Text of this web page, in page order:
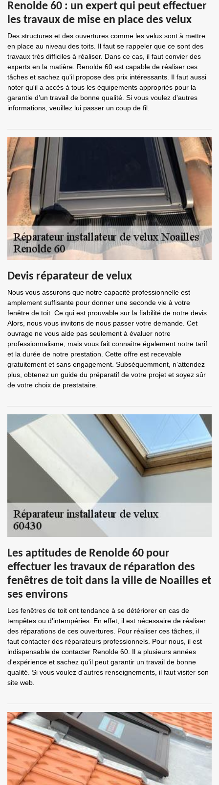
Renolde 60 : un expert qui peut effectuer
les travaux de mise en place des velux
Des structures et des ouvertures comme les velux sont à mettre
en place au niveau des toits. Il faut se rappeler que ce sont des
travaux très difficiles à réaliser. Dans ce cas, il faut convier des
experts en la matière. Renolde 60 est capable de réaliser ces
tâches et sachez qu'il propose des prix intéressants. Il faut aussi
noter qu'il a accès à tous les équipements appropriés pour la
garantie d'un travail de bonne qualité. Si vous voulez d'autres
informations, veuillez lui passer un coup de fil.
Devis réparateur de velux
Nous vous assurons que notre capacité professionnelle est
amplement suffisante pour donner une seconde vie à votre
fenêtre de toit. Ce qui est prouvable sur la fiabilité de notre devis.
Alors, nous vous invitons de nous passer votre demande. Cet
ouvrage ne vous aide pas seulement à évaluer notre
professionnalisme, mais vous fait connaitre également notre tarif
et la durée de notre prestation. Cette offre est recevable
gratuitement et sans engagement. Subséquemment, n’attendez
plus, obtenez un guide du préparatif de votre projet et soyez sûr
de votre choix de prestataire.
Les aptitudes de Renolde 60 pour
effectuer les travaux de réparation des
fenêtres de toit dans la ville de Noailles et
ses environs
Les fenêtres de toit ont tendance à se détériorer en cas de
tempêtes ou d'intempéries. En effet, il est nécessaire de réaliser
des réparations de ces ouvertures. Pour réaliser ces tâches, il
faut contacter des réparateurs professionnels. Pour nous, il est
indispensable de contacter Renolde 60. Il a plusieurs années
d'expérience et sachez qu'il peut garantir un travail de bonne
qualité. Si vous voulez d'autres renseignements, il faut visiter son
site web.